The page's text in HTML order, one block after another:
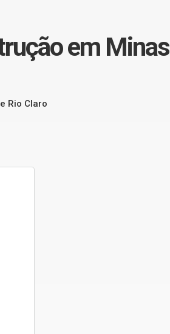
em Minas
Rio Claro